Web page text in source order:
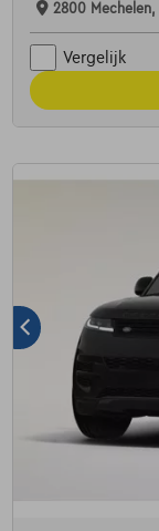
2800 Mechelen,
Vergelijk